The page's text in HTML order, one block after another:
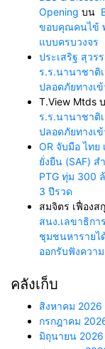
Opening บน
ขอบคุณคนไข้
แบบครบวงจร
ประเสริฐ สุวร
ร.ร.นานาชาติ
ปลอดภัยทางเ
T.View Mtds
ร.ร.นานาชาติ
ปลอดภัยทางเ
OR จับมือ ไทย
ยั่งยืน (SAF) ส
PTG ทุ่ม 300
3 ปีรวด
สมจิตร เฟื่องส
สนง.เลขาธิก
ชุมชนหารายไ
ออกรับฟังควา
คลังเก็บ
สิงหาคม 2026
กรกฎาคม
มิถุนายน 2026